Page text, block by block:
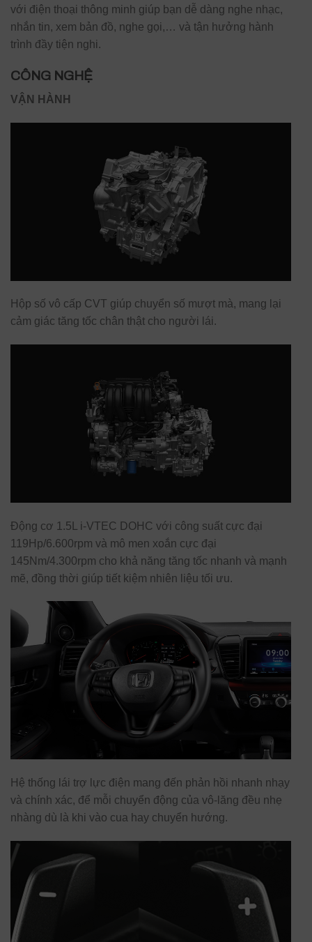
với điện thoại thông minh giúp bạn dễ dàng nghe nhạc,
nhắn tin, xem bản đồ, nghe gọi,… và tận hưởng hành
trình đầy tiện nghi.
CÔNG NGHỆ
VẬN HÀNH
Hộp số vô cấp CVT giúp chuyển số mượt mà, mang lại
cảm giác tăng tốc chân thật cho người lái.
Động cơ 1.5L i-VTEC DOHC với công suất cực đại
119Hp/6.600rpm và mô men xoắn cực đại
145Nm/4.300rpm cho khả năng tăng tốc nhanh và mạnh
mẽ, đồng thời giúp tiết kiệm nhiên liệu tối ưu.
Hệ thống lái trợ lực điện mang đến phản hồi nhanh nhạy
và chính xác, để mỗi chuyển động của vô-lăng đều nhẹ
nhàng dù là khi vào cua hay chuyển hướng.